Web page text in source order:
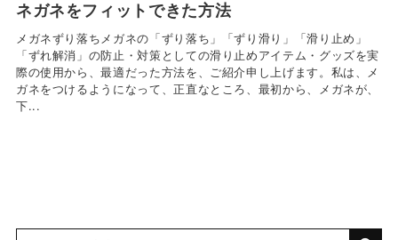
ネガネをフィットできた方法
メガネずり落ちメガネの「ずり落ち」「ずり滑り」「滑り止め」
「ずれ解消」の防止・対策としての滑り止めアイテム・グッズを実
際の使用から、最適だった方法を、ご紹介申し上げます。私は、メ
ガネをつけるようになって、正直なところ、最初から、メガネが、
下...